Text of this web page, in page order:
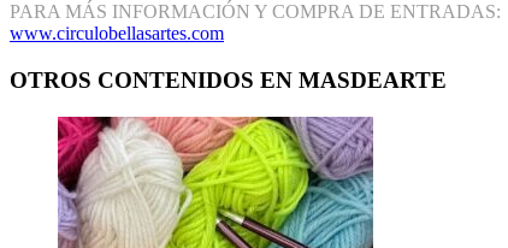
PARA MÁS INFORMACIÓN Y COMPRA DE ENTRADAS:
www.circulobellasartes.com
OTROS CONTENIDOS EN MASDEARTE